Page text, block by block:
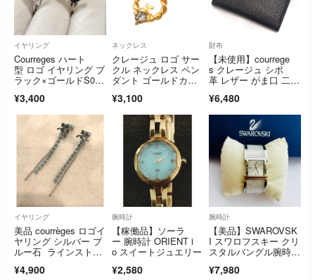
イヤリング
Courreges ハート
型 ロゴ イヤリング ブ
ラック×ゴールドS000
¥3,400
ネックレス
クレージュ ロゴ サー
クル ネックレス ペン
ダント ゴールドカラ
¥3,100
財布
【未使用】courrege
s クレージュ シボ
革 レザー がま口 二つ
ラック 黒 スリム 薄
型 レディース
¥6,480
イヤリング
美品 courrèges ロゴイ
ヤリング シルバー ブ
ルー石 ラインストー
¥4,900
腕時計
【稼働品】ソーラ
ー 腕時計 ORIENT i
o スイートジュエリー
¥2,580
腕時計
【美品】SWAROVSK
I スワロフスキー クリ
スタルバングル腕時
スウォッチ
¥7,980